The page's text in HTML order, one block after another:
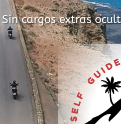
cargos extras